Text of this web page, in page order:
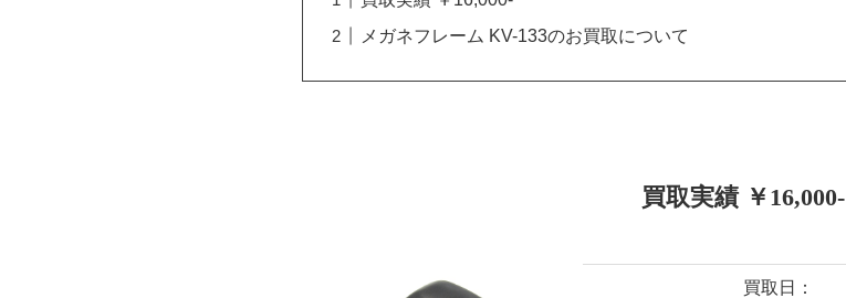
メガネフレーム KV-133のお買取について
買取実績 ￥16,000-
買取日：